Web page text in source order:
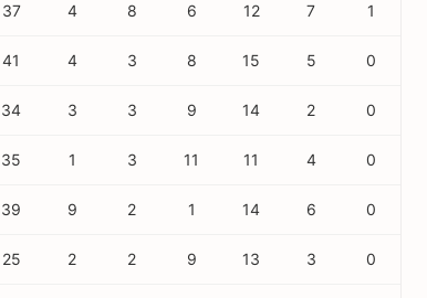
37 4 8 6 12 7 1
41 4 3 8 15 5 0
34 3 3 9 14 2 0
35 1 3 11 11 4 0
39 9 2 1 14 6 0
25 2 2 9 13 3 0